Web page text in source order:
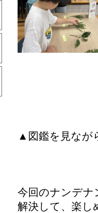
▲図鑑を見なが
今回のナンデナ
解決して、楽し